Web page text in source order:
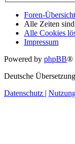
Foren-Übersicht
Alle Zeiten sind
Alle Cookies
Impressum
Powered by phpBB®
Deutsche
Datenschutz |